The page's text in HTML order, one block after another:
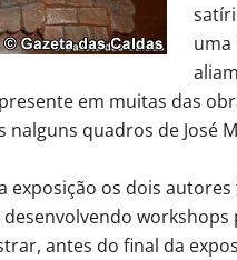
uma
em muitas das
quadros de José
exposição os dois
antes do final da